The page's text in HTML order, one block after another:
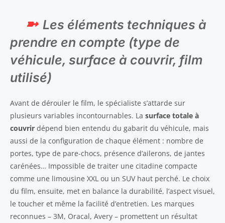
Les éléments techniques à
prendre en compte (type de
véhicule, surface à couvrir, film
utilisé)
Avant de dérouler le film, le spécialiste s’attarde sur
plusieurs variables incontournables. La surface totale à
couvrir dépend bien entendu du gabarit du véhicule, mais
aussi de la configuration de chaque élément : nombre de
portes, type de pare-chocs, présence d’ailerons, de jantes
carénées… Impossible de traiter une citadine compacte
comme une limousine XXL ou un SUV haut perché. Le choix
du film, ensuite, met en balance la durabilité, l’aspect visuel,
le toucher et même la facilité d’entretien. Les marques
reconnues – 3M, Oracal, Avery – promettent un résultat